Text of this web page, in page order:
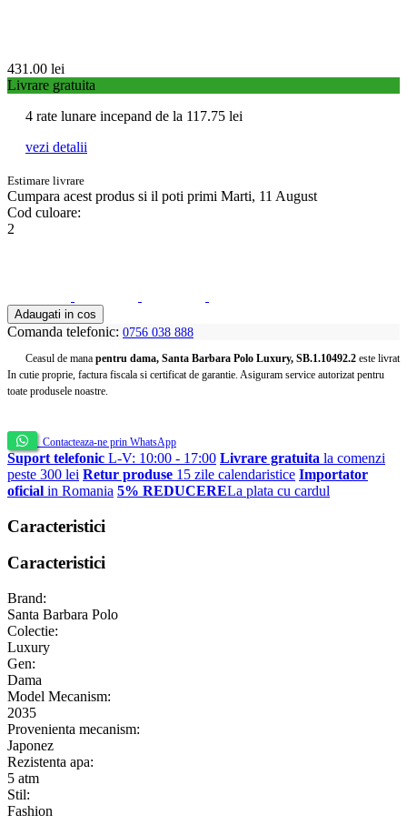
431.00 lei
Livrare gratuita
4 rate lunare incepand de la 117.75 lei
vezi detalii
Estimare livrare
Cumpara acest produs si il poti primi Marti, 11 August
Cod culoare:
2
Adaugati in cos
Comanda telefonic: 0756 038 888
Ceasul de mana pentru dama, Santa Barbara Polo Luxury, SB.1.10492.2 este livrat
In cutie proprie, factura fiscala si certificat de garantie. Asiguram service autorizat pentru
toate produsele noastre.
Contacteaza-ne prin WhatsApp
Suport telefonic L-V: 10:00 - 17:00 Livrare gratuita la comenzi
peste 300 lei Retur produse 15 zile calendaristice Importator
oficial in Romania 5% REDUCERELa plata cu cardul
Caracteristici
Caracteristici
Brand:
Santa Barbara Polo
Colectie:
Luxury
Gen:
Dama
Model Mecanism:
2035
Provenienta mecanism:
Japonez
Rezistenta apa:
5 atm
Stil:
Fashion